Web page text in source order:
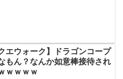
エウォーク】ドラゴンコープ
もん？なんか如意棒接待され
ｗｗｗｗ